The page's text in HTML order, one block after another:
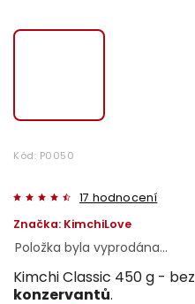
Kód: P0050
17 hodnocení
Značka: KimchiLove
Položka byla vyprodána…
Kimchi Classic 450 g - bez
konzervantů.